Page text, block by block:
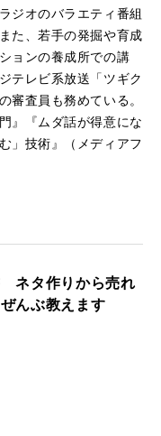
ジオのバラエティ番組
た、若⼿の発掘や育成
ョンの養成所での講
テレビ系放送「ツギク
審査員も務めている。
』『ムダ話が得意にな
」技術』（メディアフ
ネタ作りから売れ
んぶ教えます